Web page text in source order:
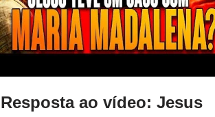
Resposta ao vídeo: Jesus